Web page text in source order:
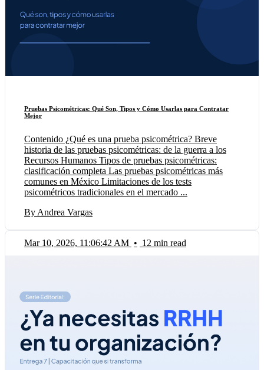
Pruebas Psicométricas: Qué Son, Tipos y Cómo Usarlas para Contratar
Mejor
Contenido ¿Qué es una prueba psicométrica? Breve
historia de las pruebas psicométricas: de la guerra a los
Recursos Humanos Tipos de pruebas psicométricas:
clasificación completa Las pruebas psicométricas más
comunes en México Limitaciones de los tests
psicométricos tradicionales en el mercado ...
By Andrea Vargas
Mar 10, 2026, 11:06:42 AM • 12 min read